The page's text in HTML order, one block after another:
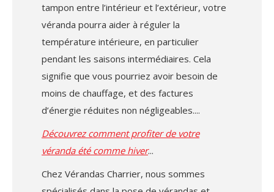
tampon entre l’intérieur et l’extérieur, votre
véranda pourra aider à réguler la
température intérieure, en particulier
pendant les saisons intermédiaires. Cela
signifie que vous pourriez avoir besoin de
moins de chauffage, et des factures
d’énergie réduites non négligeables.
Découvrez comment profiter de votre
véranda été comme hiver
Chez Vérandas Charrier, nous sommes